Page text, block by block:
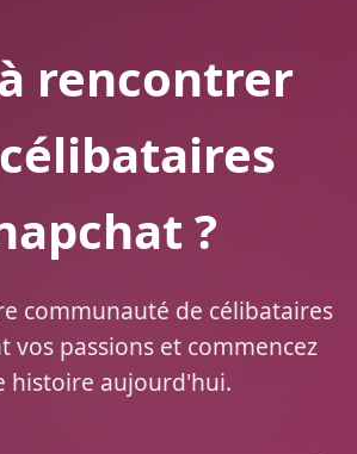
rencontrer
?
communauté de célibataires
vos passions et commencez
histoire aujourd'hui.